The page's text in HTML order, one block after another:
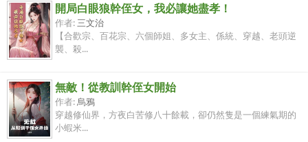
開局白眼狼幹侄女，我必讓她盡孝！
作者:三文治
【合歡宗、百花宗、六個師姐、多女主、係統、穿越、老頭逆
襲、殺...
無敵！從教訓幹侄女開始
作者:烏鴉
穿越修仙界，方夜白苦修八十餘載，卻仍然隻是一個練氣期的
小蝦米...